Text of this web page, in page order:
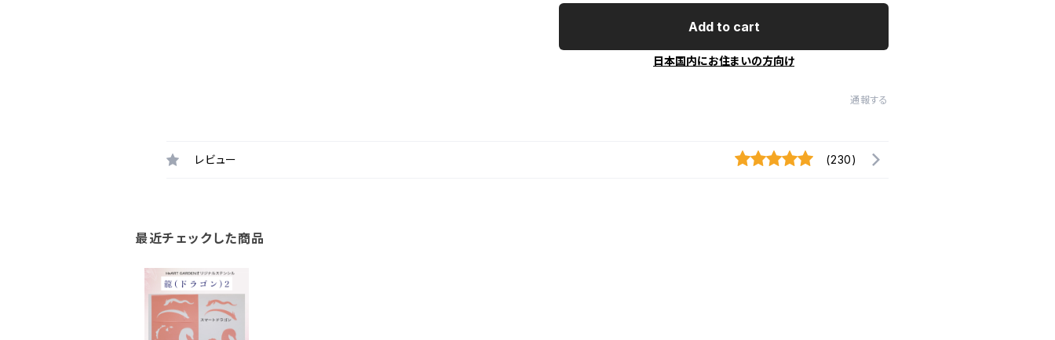
Add to cart
日本国内にお住まいの方向け
通報する
レビュー (230)
最近チェックした商品